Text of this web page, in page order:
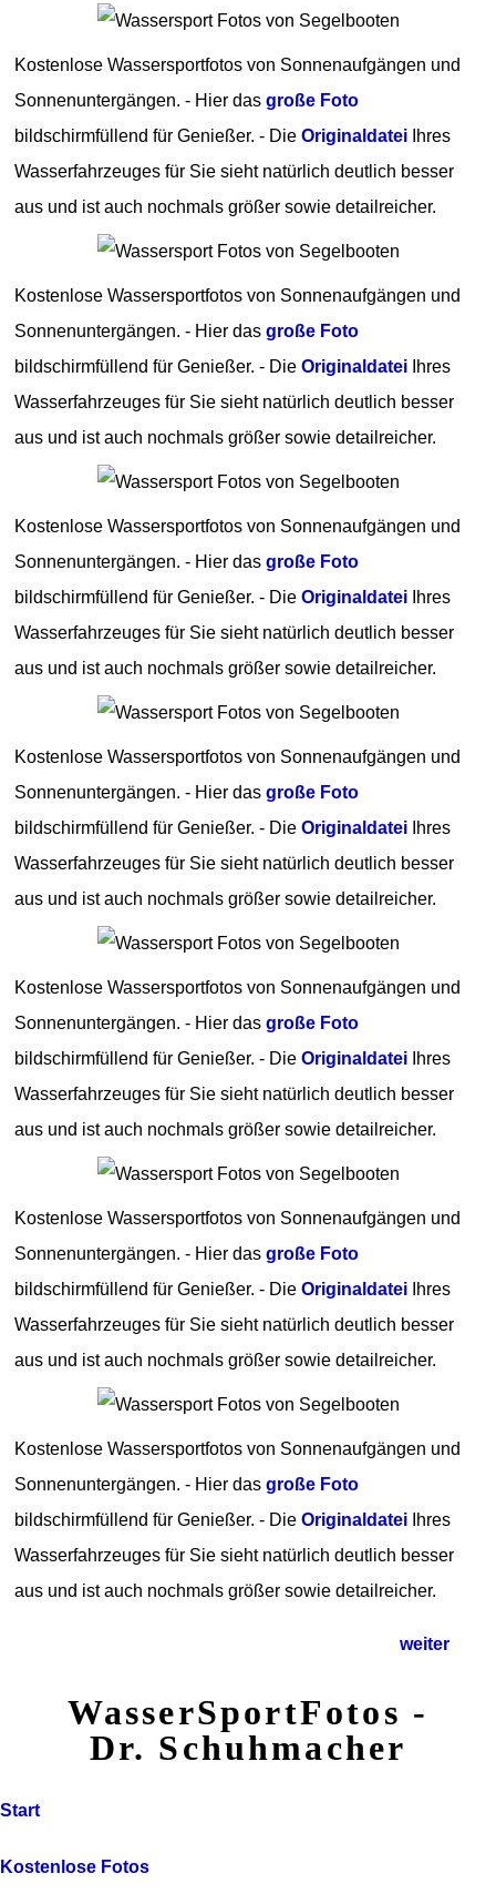
Kostenlose Wassersportfotos von Sonnenaufgängen und
Sonnenuntergängen. - Hier dasgroße Foto
bildschirmfüllend für Genießer. - DieOriginaldatei Ihres
Wasserfahrzeuges für Sie sieht natürlich deutlich besser
aus und ist auch nochmals größer sowie detailreicher.
Kostenlose Wassersportfotos von Sonnenaufgängen und
Sonnenuntergängen. - Hier dasgroße Foto
bildschirmfüllend für Genießer. - DieOriginaldatei Ihres
Wasserfahrzeuges für Sie sieht natürlich deutlich besser
aus und ist auch nochmals größer sowie detailreicher.
Kostenlose Wassersportfotos von Sonnenaufgängen und
Sonnenuntergängen. - Hier dasgroße Foto
bildschirmfüllend für Genießer. - DieOriginaldatei Ihres
Wasserfahrzeuges für Sie sieht natürlich deutlich besser
aus und ist auch nochmals größer sowie detailreicher.
Kostenlose Wassersportfotos von Sonnenaufgängen und
Sonnenuntergängen. - Hier dasgroße Foto
bildschirmfüllend für Genießer. - DieOriginaldatei Ihres
Wasserfahrzeuges für Sie sieht natürlich deutlich besser
aus und ist auch nochmals größer sowie detailreicher.
Kostenlose Wassersportfotos von Sonnenaufgängen und
Sonnenuntergängen. - Hier dasgroße Foto
bildschirmfüllend für Genießer. - DieOriginaldatei Ihres
Wasserfahrzeuges für Sie sieht natürlich deutlich besser
aus und ist auch nochmals größer sowie detailreicher.
Kostenlose Wassersportfotos von Sonnenaufgängen und
Sonnenuntergängen. - Hier dasgroße Foto
bildschirmfüllend für Genießer. - DieOriginaldatei Ihres
Wasserfahrzeuges für Sie sieht natürlich deutlich besser
aus und ist auch nochmals größer sowie detailreicher.
Kostenlose Wassersportfotos von Sonnenaufgängen und
Sonnenuntergängen. - Hier dasgroße Foto
bildschirmfüllend für Genießer. - DieOriginaldatei Ihres
Wasserfahrzeuges für Sie sieht natürlich deutlich besser
aus und ist auch nochmals größer sowie detailreicher.
weiter
WasserSportFotos -
Dr. Schuhmacher
Start
Kostenlose Fotos